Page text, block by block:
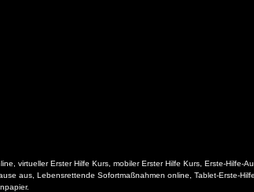
virtueller Erster Hilfe Kurs, mobiler Erster Hilfe Kurs, Erste-Hilfe-
aus, Lebensrettende Sofortmaßnahmen online, Tablet-Erste-